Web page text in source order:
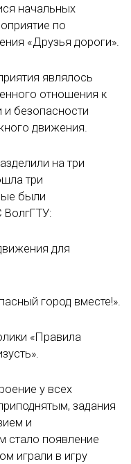
начальных
по
«Друзья дороги».
являлось
отношения к
безопасности
движения.
на три
три
были
ВолгГТУ:
для
город вместе!».
«Правила
у всех
задания
и
стало появление
играли в игру